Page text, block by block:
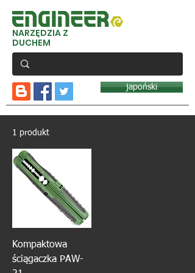
NARZĘDZIA Z
DUCHEM
japoński
1 produkt
Kompaktowa
ściągaczka PAW-